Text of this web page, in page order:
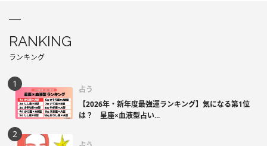
RANKING
ランキング
占う
【2026年・新年度最強運ランキング】気になる第1位
は？ 星座×血液型占い...